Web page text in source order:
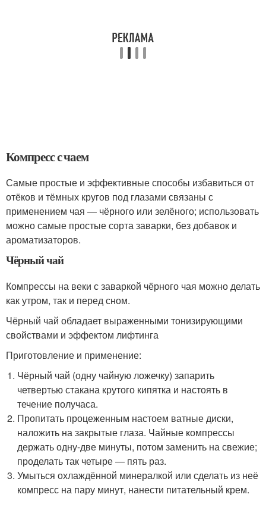
Компресс с чаем
Самые простые и эффективные способы избавиться от
отёков и тёмных кругов под глазами связаны с
применением чая — чёрного или зелёного; использовать
можно самые простые сорта заварки, без добавок и
ароматизаторов.
Чёрный чай
Компрессы на веки с заваркой чёрного чая можно делать
как утром, так и перед сном.
Чёрный чай обладает выраженными тонизирующими
свойствами и эффектом лифтинга
Приготовление и применение:
Чёрный чай (одну чайную ложечку) запарить
четвертью стакана крутого кипятка и настоять в
течение получаса.
Пропитать процеженным настоем ватные диски,
наложить на закрытые глаза. Чайные компрессы
держать одну-две минуты, потом заменить на свежие;
проделать так четыре — пять раз.
Умыться охлаждённой минералкой или сделать из неё
компресс на пару минут, нанести питательный крем.